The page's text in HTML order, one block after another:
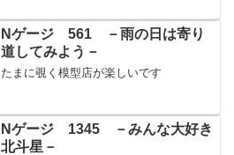
Nゲージ 561 －雨の日は寄り
道してみよう－
たまに覗く模型店が楽しいです
Nゲージ 1345 －みんな大好き
北斗星－